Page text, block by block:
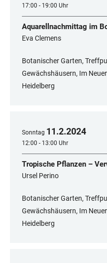
17:00 - 19:00 Uhr
Aquarellnachmittag im
Eva Clemens
Botanischer Garten,
Gewächshäusern, Im
Heidelberg
Sonntag 11.2.2024
12:00 - 13:00 Uhr
Tropische Pflanzen –
Ursel Perino
Botanischer Garten,
Gewächshäusern, Im
Heidelberg